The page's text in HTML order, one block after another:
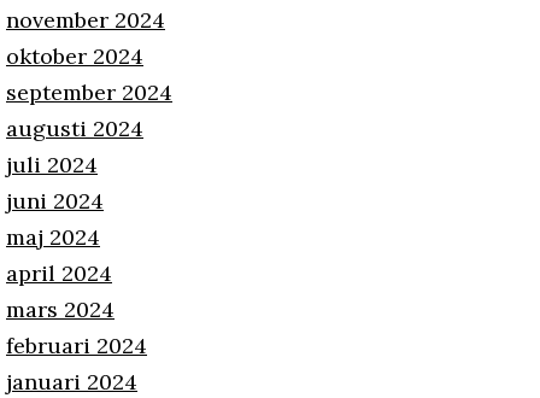
november 2024
oktober 2024
september 2024
augusti 2024
juli 2024
juni 2024
maj 2024
april 2024
mars 2024
februari 2024
januari 2024